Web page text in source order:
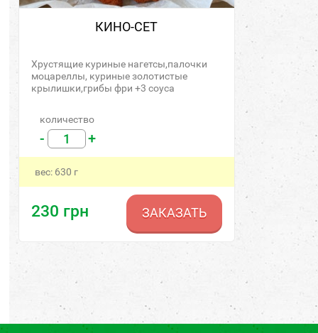
КИНО-СЕТ
Хрустящие куриные нагетсы,палочки
моцареллы, куриные золотистые
крылишки,грибы фри +3 соуса
количество
- +
вес: 630 г
230 грн ЗАКАЗАТЬ